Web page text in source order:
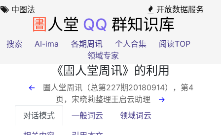
中图法 开放数据服务
圕 人堂 QQ 群知识库
搜索 AI-ima 各期周讯 个人合集
阅读TOP
领域专家
《圕人堂周讯》的利用
←
圕人堂周讯（总第227期20180914），第4
页 ，宋晓莉整理王启云助理 →
对话模式
一般词云 领域词云